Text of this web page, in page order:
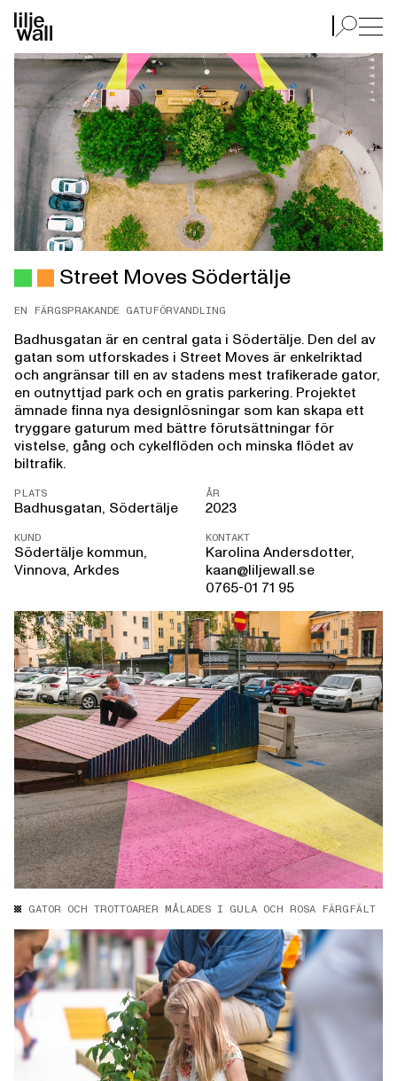
Street Moves Södertälje
Street Moves Södertälje
EN FÄRGSPRAKANDE GATUFÖRVANDLING
Badhusgatan är en central gata i Södertälje. Den del av
gatan som utforskades i Street Moves är enkelriktad
och angränsar till en av stadens mest trafikerade gator,
en outnyttjad park och en gratis parkering. Projektet
ämnade finna nya designlösningar som kan skapa ett
tryggare gaturum med bättre förutsättningar för
vistelse, gång och cykelflöden och minska flödet av
biltrafik.
ÅR
2023
PLATS
Badhusgatan, Södertälje
KUND
Södertälje kommun,
Vinnova, Arkdes
KONTAKT
Karolina Andersdotter,
kaan@liljewall.se
0765-01 71 95
GATOR OCH TROTTOARER MÅLADES I GULA OCH ROSA FÄRGFÄLT